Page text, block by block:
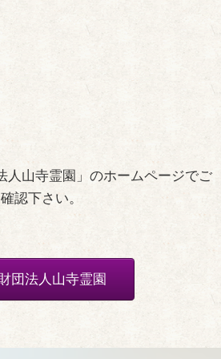
人山寺霊園」のホームページでご
確認下さい。
団法人山寺霊園